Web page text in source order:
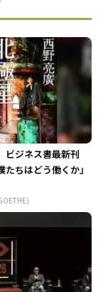
ビジネス書最新刊
ちはどう働くか』